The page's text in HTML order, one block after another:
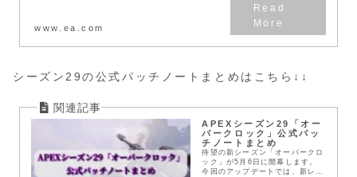
www.ea.com
シーズン29の公式パッチノートまとめはこちら↓↓
APEXシーズン29「オー
バークロック」公式パッ
チノートまとめ
待望の新シーズン「オーバークロ
ック」が5月6日に開幕します。
今回のアップデートでは、新レジ